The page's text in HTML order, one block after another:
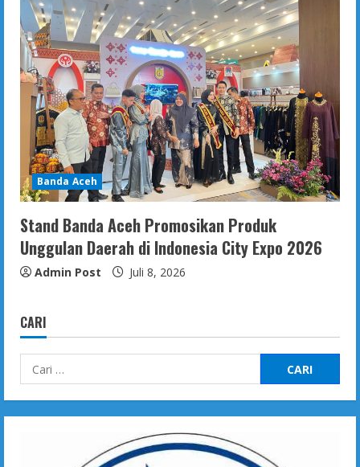
Banda Aceh
Stand Banda Aceh Promosikan Produk
Unggulan Daerah di Indonesia City Expo 2026
Admin Post Juli 8, 2026
CARI
Cari
untuk: